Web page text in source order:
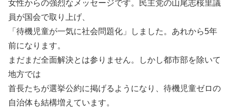
女性からの強烈なメッセージです。民主党の山尾志桜里議
員が国会で取り上げ、
「待機児童が一気に社会問題化」しました。あれから5年
前になります。
まだまだ全面解決とは参りません。しかし都市部を除いて
地方では
首長たちが選挙公約に掲げるようになり、待機児童ゼロの
自治体も結構増えています。